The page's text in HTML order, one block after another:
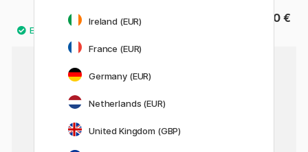
De 3.30 € 19.90 €
23
Ireland (EUR)
France (EUR)
Germany (EUR)
Netherlands (EUR)
United Kingdom (GBP)